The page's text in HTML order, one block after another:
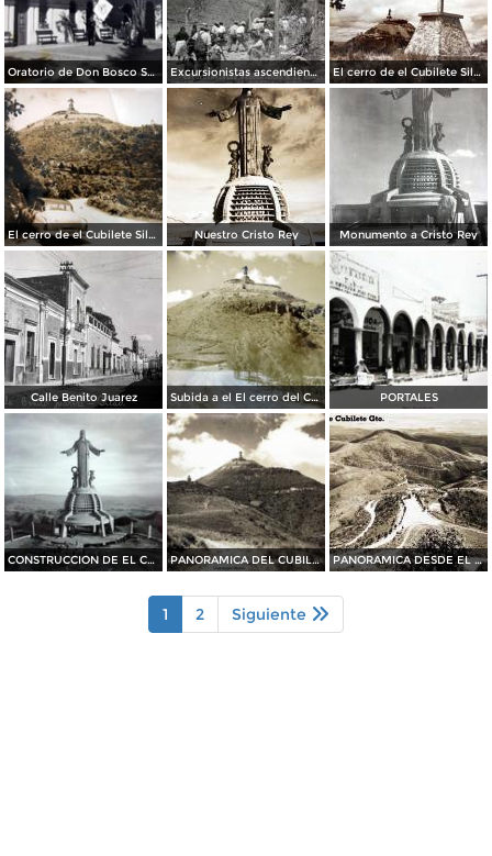
Oratorio de Don Bosco Santo en Silao Guanajuato fechada el 14 de Diciembre de 1942. Excursionistas ascendiendo el cerro de Cristo Rey El cerro de el Cubilete Silao Guanajuato
El cerro de el Cubilete Silao Guanajuato Nuestro Cristo Rey Monumento a Cristo Rey
Calle Benito Juarez Subida a el El cerro del Cubilete Silao Guanajuato PORTALES
CONSTRUCCION DE EL CUBILETE PANORAMICA DEL CUBILETE PANORAMICA DESDE EL CERRO DEL CUBILETE
1 2 Siguiente